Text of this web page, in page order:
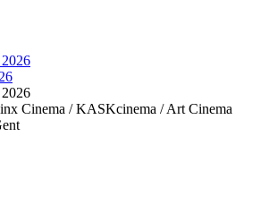
Cinema / KASKcinema / Art Cinema